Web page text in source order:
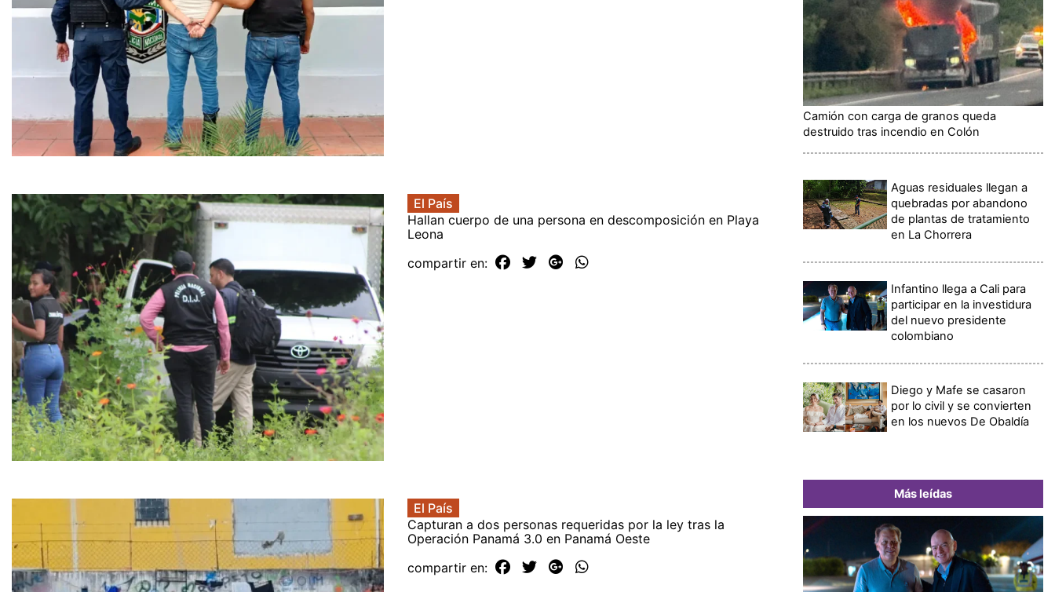
El País
Hallan cuerpo de una persona en descomposición en Playa
Leona
compartir en:
El País
Capturan a dos personas requeridas por la ley tras la
Operación Panamá 3.0 en Panamá Oeste
compartir en:
Camión con carga de granos queda
destruido tras incendio en Colón
Aguas residuales llegan a
quebradas por abandono
de plantas de tratamiento
en La Chorrera
Infantino llega a Cali para
participar en la investidura
del nuevo presidente
colombiano
Diego y Mafe se casaron
por lo civil y se convierten
en los nuevos De Obaldía
Más leídas